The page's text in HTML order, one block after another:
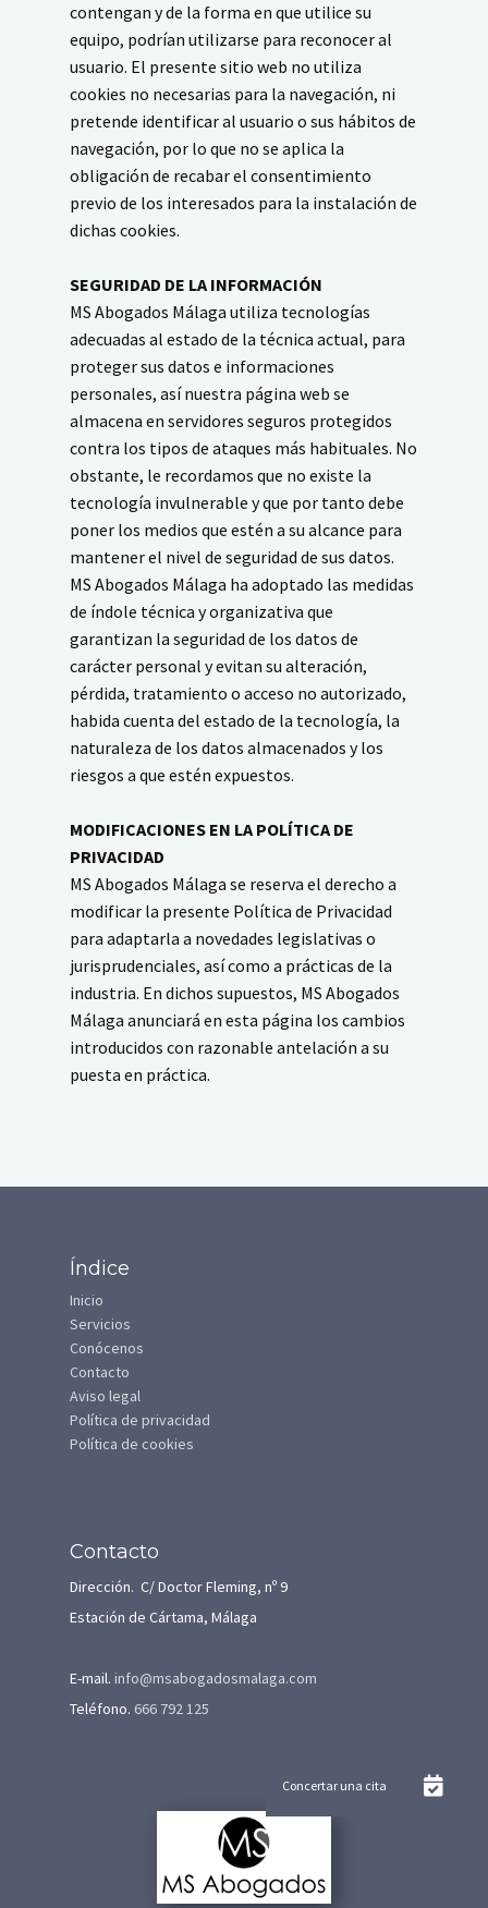
contengan y de la forma en que utilice su
equipo, podrían utilizarse para reconocer al
usuario. El presente sitio web no utiliza
cookies no necesarias para la navegación, ni
pretende identificar al usuario o sus hábitos de
navegación, por lo que no se aplica la
obligación de recabar el consentimiento
previo de los interesados para la instalación de
dichas cookies.
SEGURIDAD DE LA INFORMACIÓN
MS Abogados Málaga utiliza tecnologías
adecuadas al estado de la técnica actual, para
proteger sus datos e informaciones
personales, así nuestra página web se
almacena en servidores seguros protegidos
contra los tipos de ataques más habituales. No
obstante, le recordamos que no existe la
tecnología invulnerable y que por tanto debe
poner los medios que estén a su alcance para
mantener el nivel de seguridad de sus datos.
MS Abogados Málaga ha adoptado las medidas
de índole técnica y organizativa que
garantizan la seguridad de los datos de
carácter personal y evitan su alteración,
pérdida, tratamiento o acceso no autorizado,
habida cuenta del estado de la tecnología, la
naturaleza de los datos almacenados y los
riesgos a que estén expuestos.
MODIFICACIONES EN LA POLÍTICA DE
PRIVACIDAD
MS Abogados Málaga se reserva el derecho a
modificar la presente Política de Privacidad
para adaptarla a novedades legislativas o
jurisprudenciales, así como a prácticas de la
industria. En dichos supuestos, MS Abogados
Málaga anunciará en esta página los cambios
introducidos con razonable antelación a su
puesta en práctica.
Índice
Inicio
Servicios
Conócenos
Contacto
Aviso legal
Política de privacidad
Política de cookies
Contacto
Dirección. C/ Doctor Fleming, nº 9
Estación de Cártama, Málaga
E-mail. info@msabogadosmalaga.com
Teléfono. 666 792 125